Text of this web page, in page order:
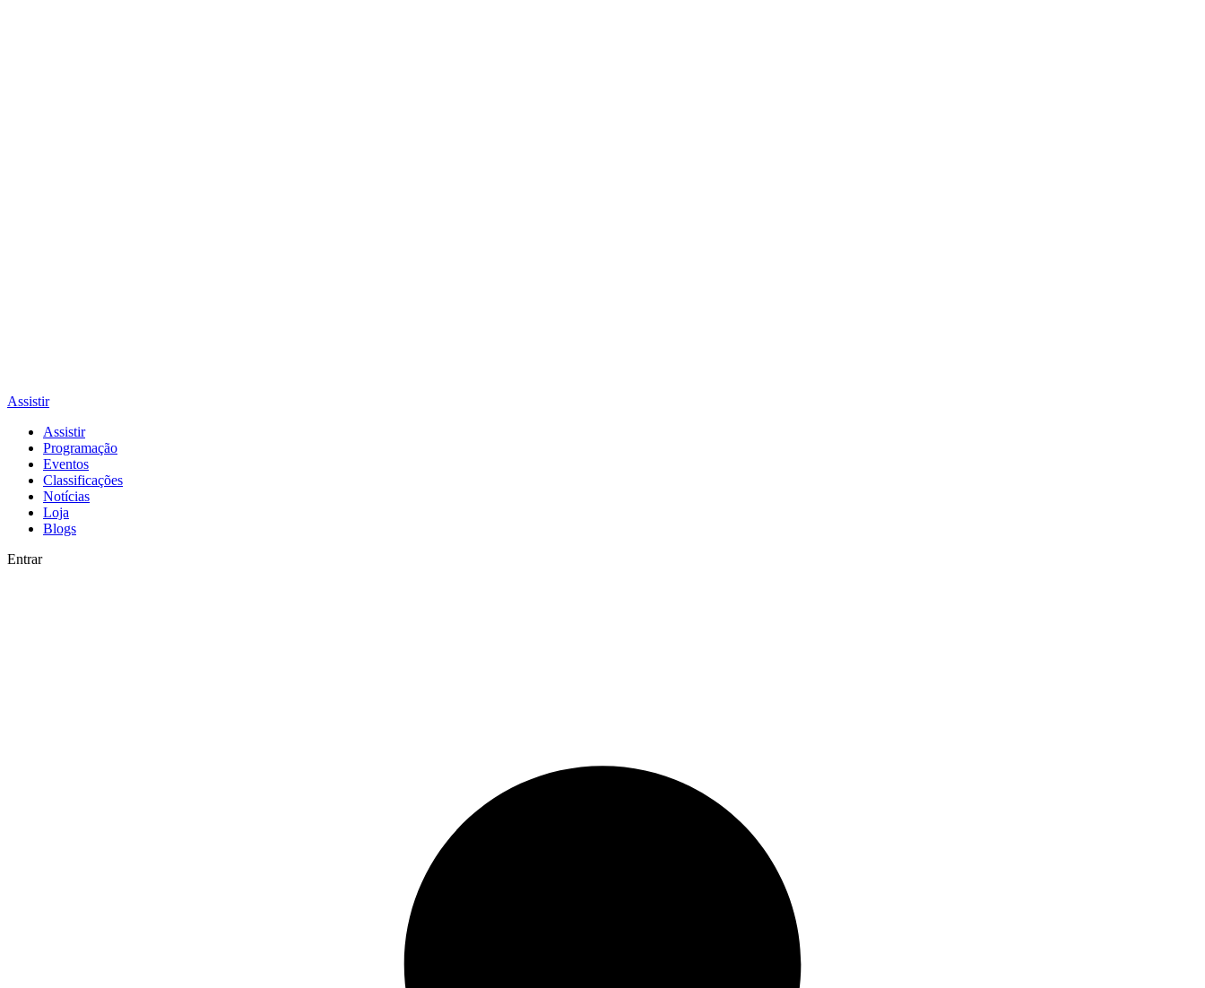
Assistir
Assistir
Programação
Eventos
Classificações
Notícias
Loja
Blogs
Entrar